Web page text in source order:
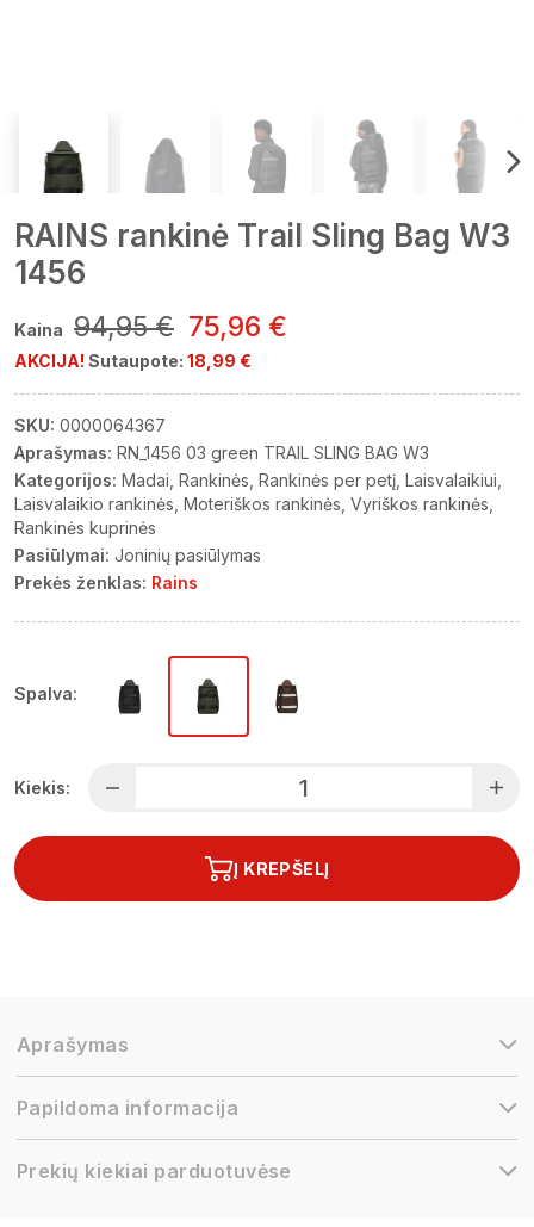
RAINS rankinė Trail Sling Bag W3
1456
Kaina 94,95 € 75,96 €
AKCIJA! Sutaupote: 18,99 €
SKU: 0000064367
Aprašymas: RN_1456 03 green TRAIL SLING BAG W3
Kategorijos: Madai Rankinės Rankinės per petį Laisvalaikiui
Laisvalaikio rankinės Moteriškos rankinės Vyriškos rankinės
Rankinės kuprinės
Pasiūlymai: Joninių pasiūlymas
Prekės ženklas: Rains
Spalva:
Kiekis:
Į KREPŠELĮ
Aprašymas
Papildoma informacija
Prekių kiekiai parduotuvėse